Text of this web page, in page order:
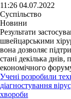
11:26 04.07.2022
Суспільство
Новини
Результати
швейцарськими
вона дозволяє
стані декілька днів,
економічного
Учені розробили
діагностування
хвороби